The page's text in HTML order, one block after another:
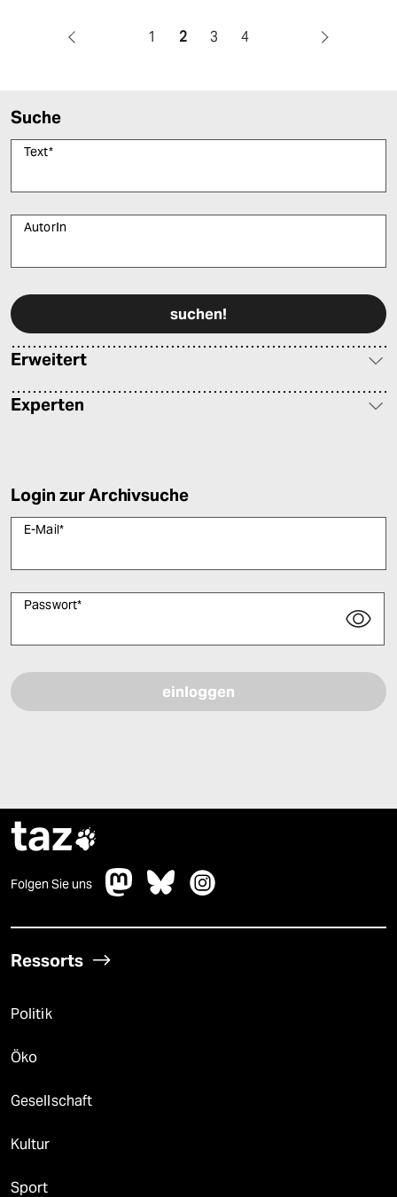
1 2 3 4
Suche
Text*
AutorIn
Erweitert
Experten
Login zur Archivsuche
E-Mail*
Passwort*
taz
Folgen Sie uns
Ressorts
Politik
Öko
Gesellschaft
Kultur
Sport